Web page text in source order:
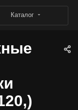
Каталог